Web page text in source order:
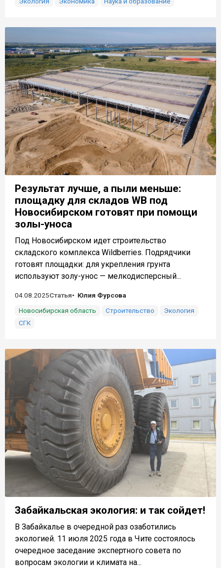
Результат лучше, а пыли меньше:
площадку для складов WB под
Новосибирском готовят при помощи
золы-уноса
Под Новосибирском идет строительство
складского комплекса Wildberries. Подрядчики
готовят площадки: для укрепления грунта
используют золу-унос — мелкодисперсный...
04.08.2025Статья
Юлия Фурсова
Новосибирская область
Строительство
Экология
СГК
Забайкальская экология: и так сойдет!
В Забайкалье в очередной раз озаботились
экологией. 11 июля 2025 года в Чите состоялось
очередное заседание экспертного совета по
вопросам экологии и климата на...